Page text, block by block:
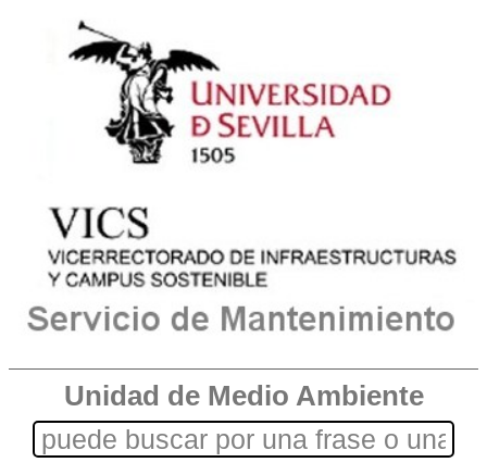
Unidad de Medio Ambiente